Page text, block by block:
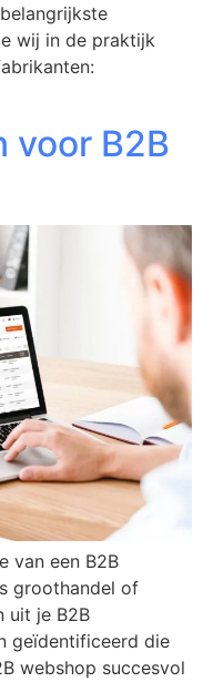
wij in de praktijk
voor B2B
van een B2B
groothandel of
uit je B2B
geïdentificeerd die
webshop succesvol